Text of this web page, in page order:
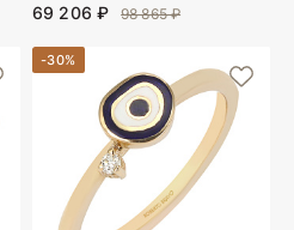
69 206 ₽ 98 865 ₽
-30%